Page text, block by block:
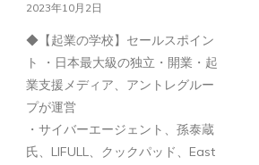
学
本
最
2023年10月2日
◆【起業の学校】セールスポイン
ト
・日本最大級の独立・開業・起
業支援メディア、アントレグルー
プが運営
・サイバーエージェント、孫泰蔵
氏、LIFULL、クックパッド、East